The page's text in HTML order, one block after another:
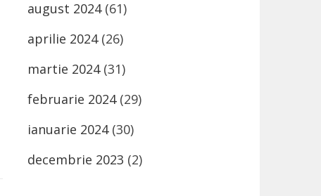
august 2024(61)
aprilie 2024(26)
martie 2024(31)
februarie 2024(29)
ianuarie 2024(30)
decembrie 2023 (2)